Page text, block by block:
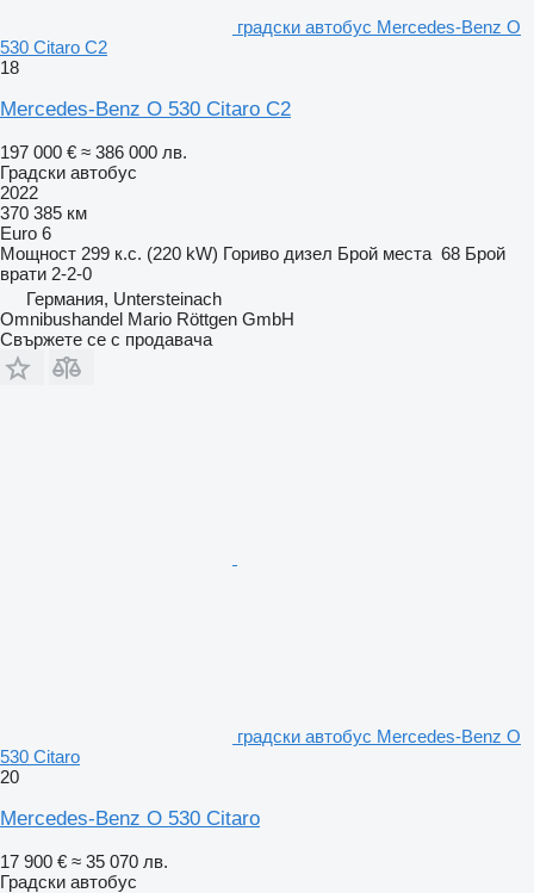
градски автобус Mercedes-Benz O
530 Citaro C2
18
Mercedes-Benz O 530 Citaro C2
197 000 € ≈ 386 000 лв.
Градски автобус
2022
370 385 км
Euro 6
Мощност 299 к.с. (220 kW) Гориво дизел Брой места 68 Брой
врати 2-2-0
Германия, Untersteinach
Omnibushandel Mario Röttgen GmbH
Свържете се с продавача
градски автобус Mercedes-Benz O
530 Citaro
20
Mercedes-Benz O 530 Citaro
17 900 € ≈ 35 070 лв.
Градски автобус